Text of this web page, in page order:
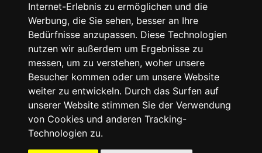
Internet-Erlebnis zu ermöglichen und die
Werbung, die Sie sehen, besser an Ihre
Bedürfnisse anzupassen. Diese Technologien
nutzen wir außerdem um Ergebnisse zu
messen, um zu verstehen, woher unsere
Besucher kommen oder um unsere Website
weiter zu entwickeln. Durch das Surfen auf
unserer Website stimmen Sie der Verwendung
von Cookies und anderen Tracking-
Technologien zu.